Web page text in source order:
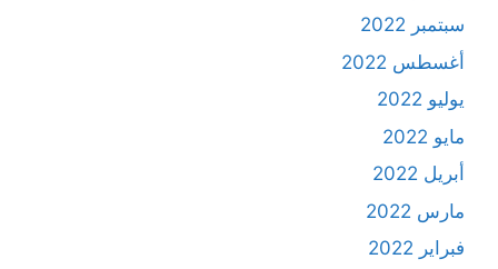
سبتمبر 2022
أغسطس 2022
يوليو 2022
مايو 2022
أبريل 2022
مارس 2022
فبراير 2022